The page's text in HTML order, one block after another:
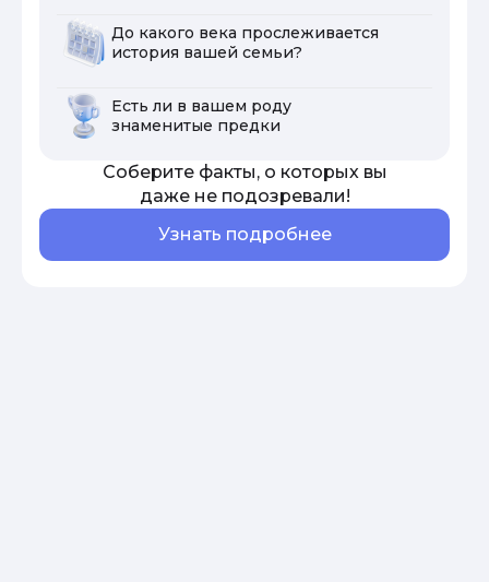
До какого века прослеживается
история вашей семьи?
Есть ли в вашем роду
знаменитые предки
Соберите факты, о которых вы
даже не подозревали!
Узнать подробнее